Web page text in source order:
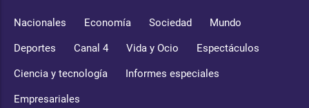
Nacionales Economía Sociedad Mundo
Deportes Canal 4 Vida y Ocio Espectáculos
Ciencia y tecnología Informes especiales
Empresariales